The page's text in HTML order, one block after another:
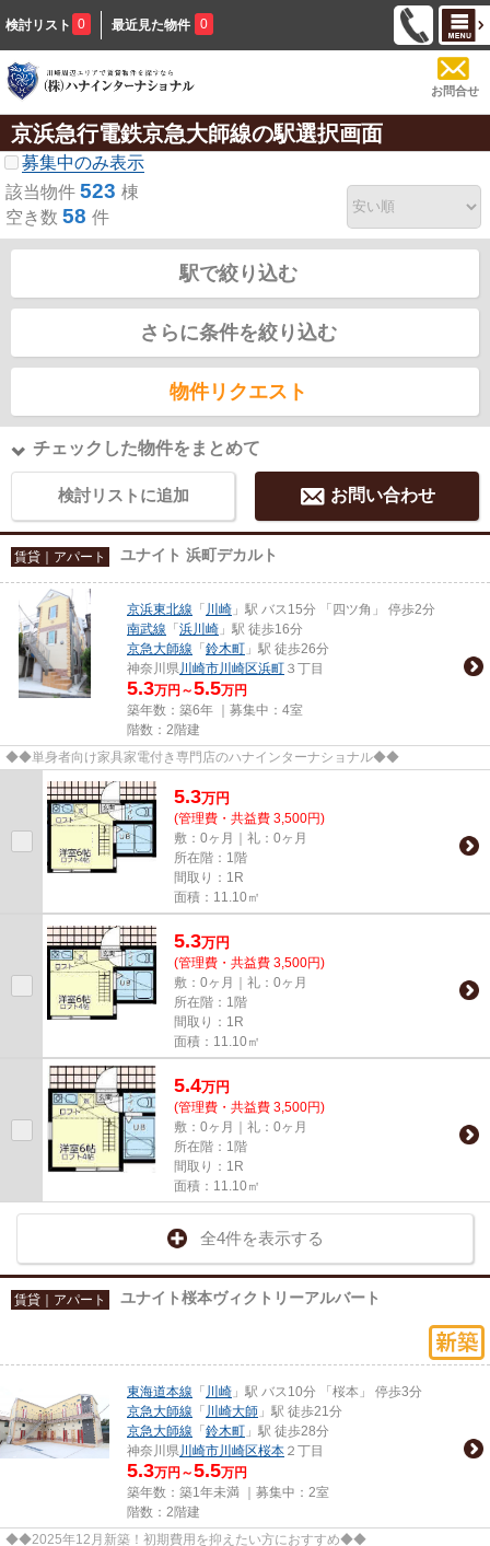
検討リスト 0 最近見た物件 0
お問合せ
京浜急行電鉄京急大師線の駅選択画面
募集中のみ表示
該当物件 523 棟
空き数 58 件
駅で絞り込む
さらに条件を絞り込む
物件リクエスト
チェックした物件をまとめて
検討リストに追加 お問い合わせ
賃貸｜アパート ユナイト 浜町デカルト
京浜東北線 「 川崎 」駅 バス15分 「四ツ角」 停歩2分
南武線 「 浜川崎 」駅 徒歩16分
京急大師線 「 鈴木町 」駅 徒歩26分
神奈川県川崎市川崎区浜町 ３丁目
5.3万円～5.5万円
築年数：築6年 ｜募集中： 4室
階数：2階建
◆◆単身者向け家具家電付き専門店のハナインターナショナル◆◆
5.3万円
(管理費・共益費 3,500円)
敷：0ヶ月｜礼：0ヶ月
所在階：1階
間取り：1R
面積：11.10㎡
5.3万円
(管理費・共益費 3,500円)
敷：0ヶ月｜礼：0ヶ月
所在階：1階
間取り：1R
面積：11.10㎡
5.4万円
(管理費・共益費 3,500円)
敷：0ヶ月｜礼：0ヶ月
所在階：1階
間取り：1R
面積：11.10㎡
全4件を表示する
賃貸｜アパート ユナイト桜本ヴィクトリーアルバート
東海道本線 「 川崎 」駅 バス10分 「桜本」 停歩3分
京急大師線 「 川崎大師 」駅 徒歩21分
京急大師線 「 鈴木町 」駅 徒歩28分
神奈川県川崎市川崎区桜本 ２丁目
5.3万円～5.5万円
築年数：築1年未満 ｜募集中： 2室
階数：2階建
◆◆2025年12月新築！初期費用を抑えたい方におすすめ◆◆